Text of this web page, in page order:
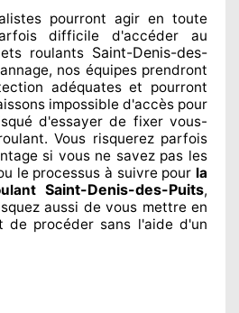
pourront agir en toute
difficile d'accéder au
roulants Saint-Denis-des-
nos équipesprendront
adéquateset pourront
impossible d'accès pour
d'essayer de fixervous-
Vous risquerez parfois
si vous ne savezpas les
le processus à suivre pour la
Saint-Denis-des-Puits,
aussi de vous mettre en
de procéder sans l'aide d'un